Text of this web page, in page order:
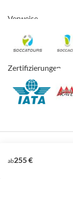
ab255 €
Verweise
Zertifizierungen